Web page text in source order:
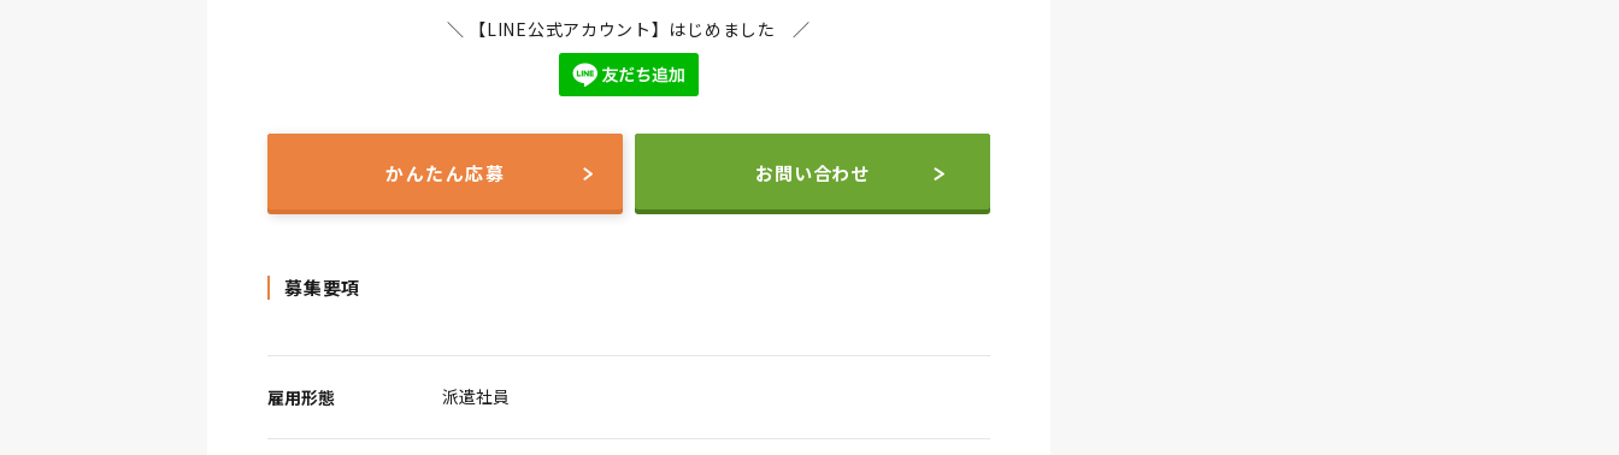
＼ 【LINE公式アカウント】はじめました ／
かんたん応募 お問い合わせ
募集要項
雇用形態 派遣社員